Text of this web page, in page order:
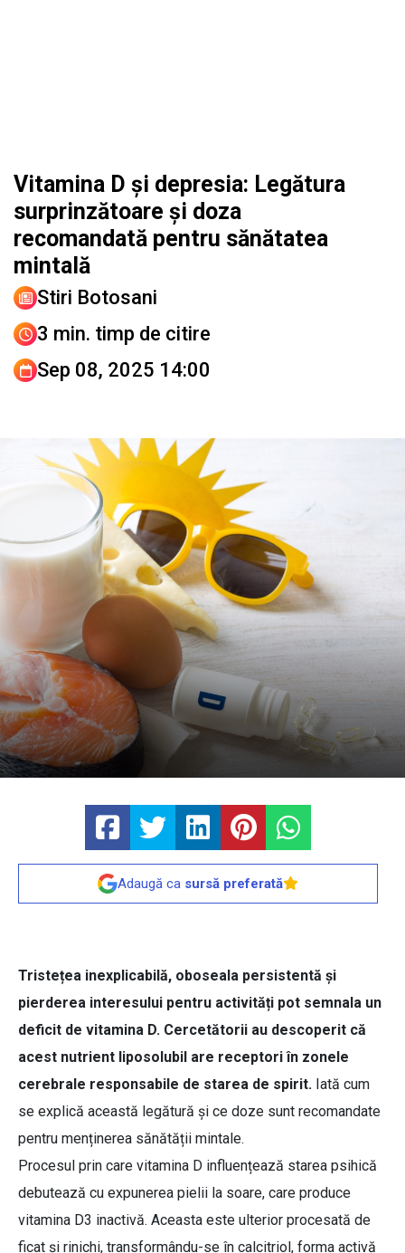
Vitamina D și depresia: Legătura
surprinzătoare și doza
recomandată pentru sănătatea
mintală
Stiri Botosani
3 min. timp de citire
Sep 08, 2025 14:00
Adaugă ca sursă preferată
Tristețea inexplicabilă, oboseala persistentă și
pierderea interesului pentru activități pot semnala un
deficit de vitamina D. Cercetătorii au descoperit că
acest nutrient liposolubil are receptori în zonele
cerebrale responsabile de starea de spirit. Iată cum
se explică această legătură și ce doze sunt recomandate
pentru menținerea sănătății mintale.
Procesul prin care vitamina D influențează starea psihică
debutează cu expunerea pielii la soare, care produce
vitamina D3 inactivă. Aceasta este ulterior procesată de
ficat și rinichi, transformându-se în calcitriol, forma activă